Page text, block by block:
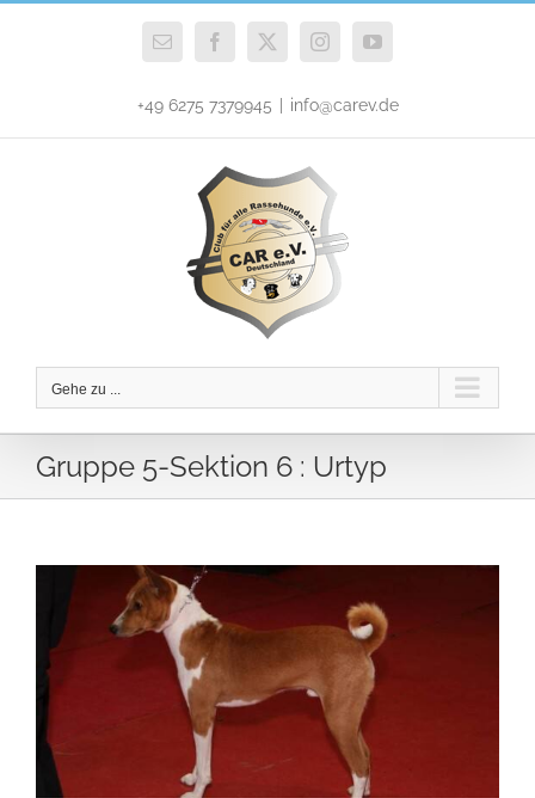
E-
Facebook
X InstagramYouTube
+49 6275 7379945 info@carev.de
Gehe zu ...
Gruppe 5-Sektion 6 : Urtyp